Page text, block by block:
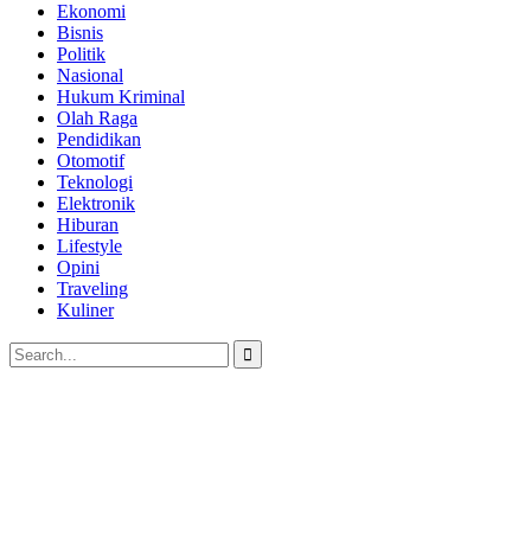
Ekonomi
Bisnis
Politik
Nasional
Hukum Kriminal
Olah Raga
Pendidikan
Otomotif
Teknologi
Elektronik
Hiburan
Lifestyle
Opini
Traveling
Kuliner